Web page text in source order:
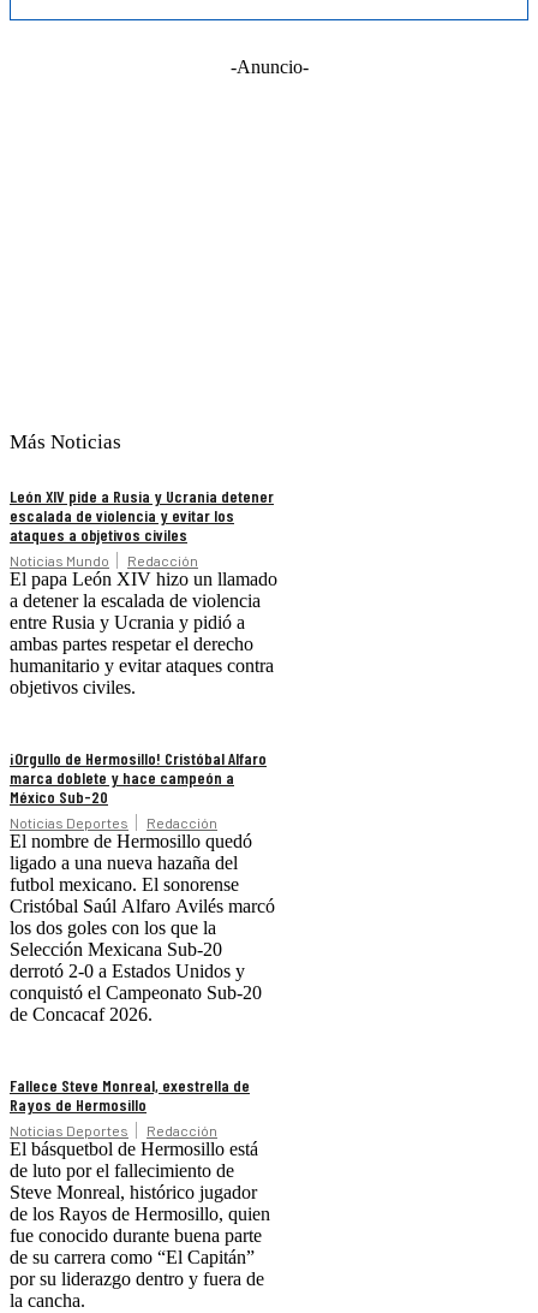
-Anuncio-
Más Noticias
León XIV pide a Rusia y Ucrania detener
escalada de violencia y evitar los
ataques a objetivos civiles
Noticias Mundo Redacción
El papa León XIV hizo un llamado
a detener la escalada de violencia
entre Rusia y Ucrania y pidió a
ambas partes respetar el derecho
humanitario y evitar ataques contra
objetivos civiles.
¡Orgullo de Hermosillo! Cristóbal Alfaro
marca doblete y hace campeón a
México Sub-20
Noticias Deportes Redacción
El nombre de Hermosillo quedó
ligado a una nueva hazaña del
futbol mexicano. El sonorense
Cristóbal Saúl Alfaro Avilés marcó
los dos goles con los que la
Selección Mexicana Sub-20
derrotó 2-0 a Estados Unidos y
conquistó el Campeonato Sub-20
de Concacaf 2026.
Fallece Steve Monreal, exestrella de
Rayos de Hermosillo
Noticias Deportes Redacción
El básquetbol de Hermosillo está
de luto por el fallecimiento de
Steve Monreal, histórico jugador
de los Rayos de Hermosillo, quien
fue conocido durante buena parte
de su carrera como “El Capitán”
por su liderazgo dentro y fuera de
la cancha.